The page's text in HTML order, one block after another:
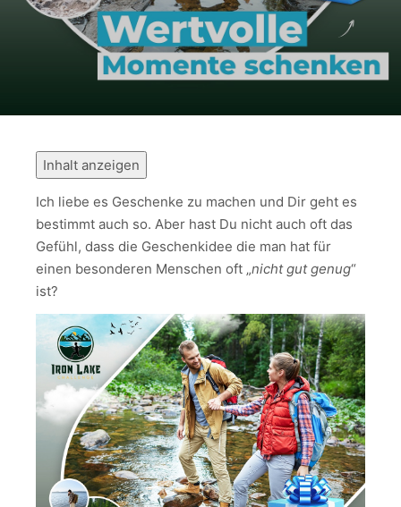
Inhalt anzeigen
Ich liebe es Geschenke zu machen und Dir geht es
bestimmt auch so. Aber hast Du nicht auch oft das
Gefühl, dass die Geschenkidee die man hat für
einen besonderen Menschen oft „nicht gut genug“
ist?